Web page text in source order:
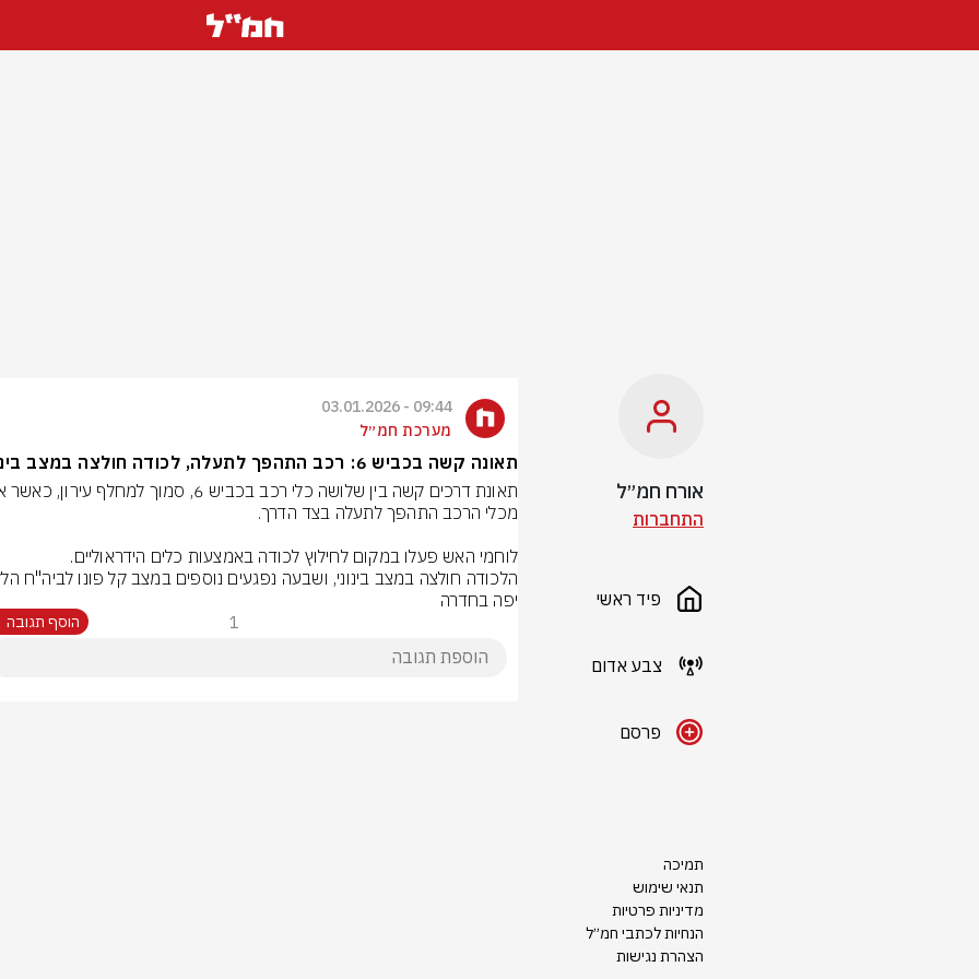
אורח חמ״ל
התחברות
פיד ראשי
צבע אדום
פרסם
תמיכה
תנאי שימוש
מדיניות פרטיות
הנחיות לכתבי חמ״ל
הצהרת נגישות
09:44 - 03.01.2026
מערכת חמ״ל
תאונה קשה בכביש 6: רכב התהפך לתעלה, לכודה חולצה במצב בינוני
יפה בחדרה
1 הוסף תגובה